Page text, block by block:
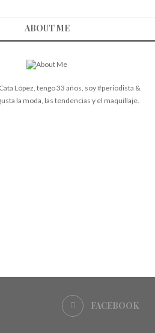
ABOUT ME
López, tengo 33 años, soy #periodista &
la moda, las tendencias y el maquillaje.
FACEBOOK